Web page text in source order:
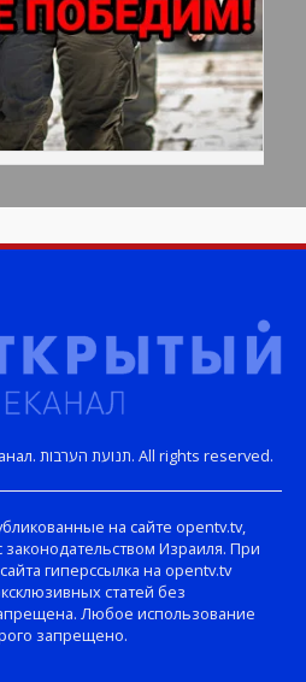
Copyright © Открытый телеканал. תנועת הערבות. All rights reserved.
на сайте opentv.tv,
законодательством Израиля. При
гиперссылка на opentv.tv
статей без
Любое использование
запрещено.